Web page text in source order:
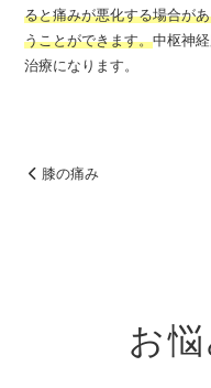
ると痛みが悪化する場合が
うことができます。中枢神
治療になります。
膝の痛み
お